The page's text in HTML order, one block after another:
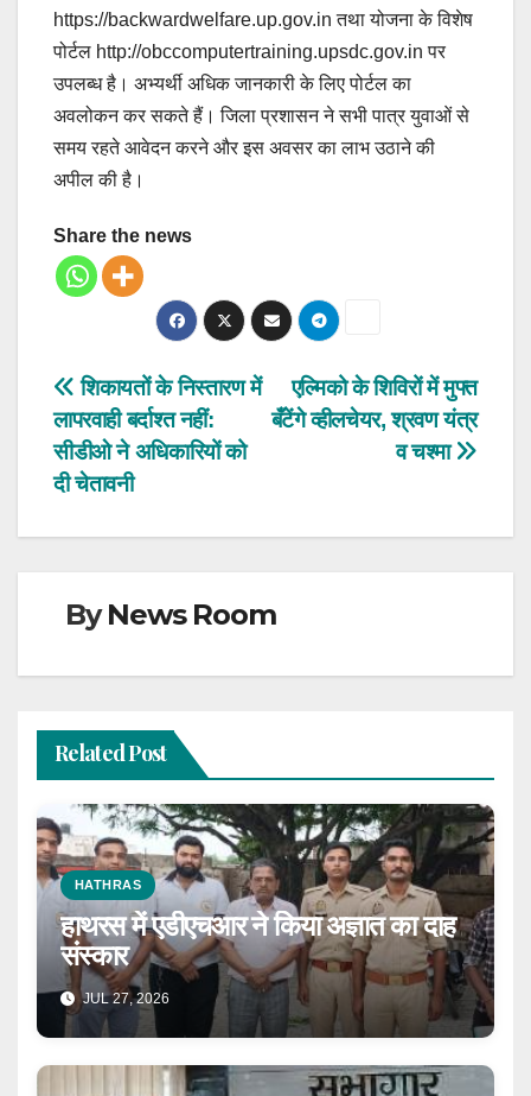
https://backwardwelfare.up.gov.in तथा योजना के विशेष
पोर्टल http://obccomputertraining.upsdc.gov.in पर
उपलब्ध है। अभ्यर्थी अधिक जानकारी के लिए पोर्टल का
अवलोकन कर सकते हैं। जिला प्रशासन ने सभी पात्र युवाओं से
समय रहते आवेदन करने और इस अवसर का लाभ उठाने की
अपील की है।
Share the news
Post
navigation
एल्मिको के शिविरों में मुफ्त
बँटेंगे व्हीलचेयर, श्रवण यंत्र
व चश्मा
शिकायतों के निस्तारण में
लापरवाही बर्दाश्त नहीं:
सीडीओ ने अधिकारियों को
दी चेतावनी
ByNews Room
Related Post
HATHRAS
हाथरस में एडीएचआर ने किया अज्ञात का दाह
संस्कार
JUL 27, 2026